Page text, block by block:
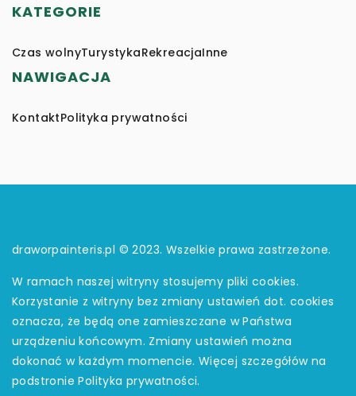
KATEGORIE
Czas wolnyTurystykaRekreacjaInne
NAWIGACJA
KontaktPolityka prywatności
draworpainteris.pl © 2023. Wszelkie prawa zastrzeżone.
W ramach naszej witryny stosujemy pliki cookies.
Korzystanie z witryny bez zmiany ustawień dot. cookies
oznacza, że będą one zamieszczane w Państwa
urządzeniu końcowym. Zmiany ustawień można
dokonać w każdym momencie. Więcej szczegółów na
podstroniePolityka prywatności.